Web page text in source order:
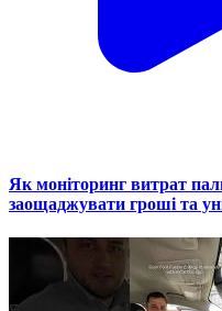
Як моніторинг витрат
заощаджувати гроші та